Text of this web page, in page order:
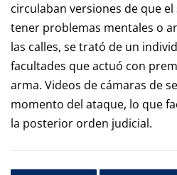
circulaban versiones de que
tener problemas mentales o
las calles, se trató de un
facultades que actuó con
arma. Videos de cámaras de
momento del ataque, lo que
la posterior orden judicial.